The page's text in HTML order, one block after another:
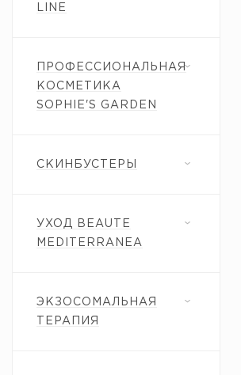
LINE
ПРОФЕССИОНАЛЬНАЯ
КОСМЕТИКА
SOPHIE'S GARDEN
СКИНБУСТЕРЫ
УХОД BEAUTE
MEDITERRANEA
ЭКЗОСОМАЛЬНАЯ
ТЕРАПИЯ